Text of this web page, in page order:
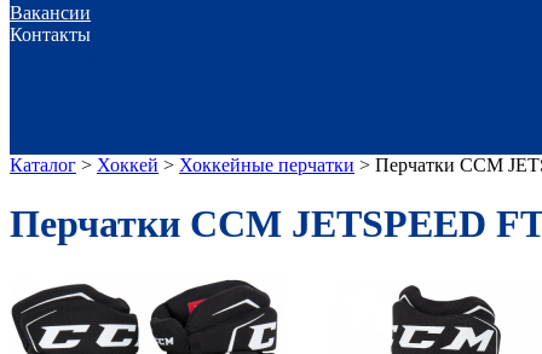
Вакансии
Контакты
Каталог > Хоккей > Хоккейные перчатки > Перчатки ССМ
Перчатки ССМ JETSPEED